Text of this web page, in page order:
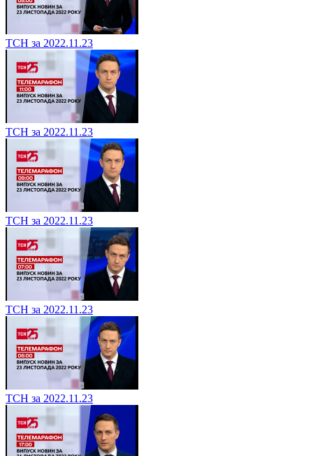
ТСН за 2022.11.23
ТСН за 2022.11.23
ТСН за 2022.11.23
ТСН за 2022.11.23
ТСН за 2022.11.23